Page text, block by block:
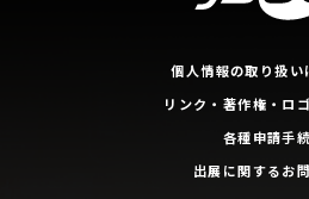
個人情報の取り扱い
リンク・著作権・ロ
各種申請手続
出展に関するお